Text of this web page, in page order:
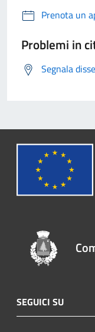
Prenota un
Problemi in
Segnala
SEGUICI SU